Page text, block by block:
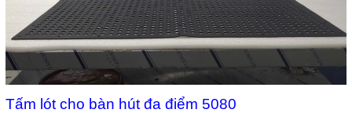
Tấm lót cho bàn hút đa điểm 5080